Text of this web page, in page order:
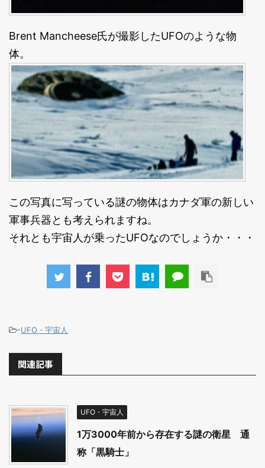
Brent Mancheese氏が撮影したUFOのような物
体。
この写真に写っている謎の物体はカナダ軍の新しい
軍事兵器とも考えられますね。
それとも宇宙人が乗ったUFOなのでしょうか・・・
-UFO・宇宙人
関連記事
UFO・宇宙人
1万3000年前から存在する謎の衛星 通
称「黒騎士」